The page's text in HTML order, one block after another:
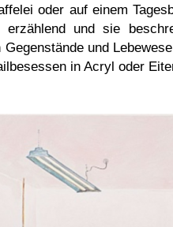
oder auf einem
erzählend und sie
und
in Acryl oder